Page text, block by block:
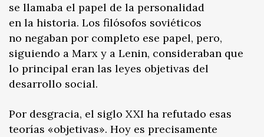
se llamaba el papel de la personalidad
en la historia. Los filósofos soviéticos
no negaban por completo ese papel, pero,
siguiendo a Marx y a Lenin, consideraban que
lo principal eran las leyes objetivas del
desarrollo social.
Por desgracia, el siglo XXI ha refutado esas
teorías «objetivas». Hoy es precisamente